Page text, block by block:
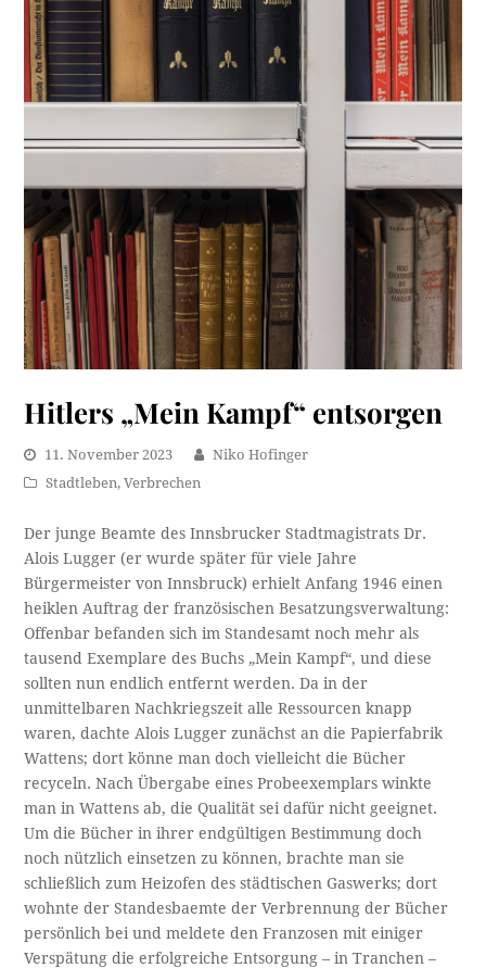
Hitlers „Mein Kampf“ entsorgen
11. November 2023
Niko Hofinger
Stadtleben,Verbrechen
Der junge Beamte des Innsbrucker Stadtmagistrats Dr.
Alois Lugger (er wurde später für viele Jahre
Bürgermeister von Innsbruck) erhielt Anfang 1946 einen
heiklen Auftrag der französischen Besatzungsverwaltung:
Offenbar befanden sich im Standesamt noch mehr als
tausend Exemplare des Buchs „Mein Kampf“, und diese
sollten nun endlich entfernt werden. Da in der
unmittelbaren Nachkriegszeit alle Ressourcen knapp
waren, dachte Alois Lugger zunächst an die Papierfabrik
Wattens; dort könne man doch vielleicht die Bücher
recyceln. Nach Übergabe eines Probeexemplars winkte
man in Wattens ab, die Qualität sei dafür nicht geeignet.
Um die Bücher in ihrer endgültigen Bestimmung doch
noch nützlich einsetzen zu können, brachte man sie
schließlich zum Heizofen des städtischen Gaswerks; dort
wohnte der Standesbaemte der Verbrennung der Bücher
persönlich bei und meldete den Franzosen mit einiger
Verspätung die erfolgreiche Entsorgung – in Tranchen –